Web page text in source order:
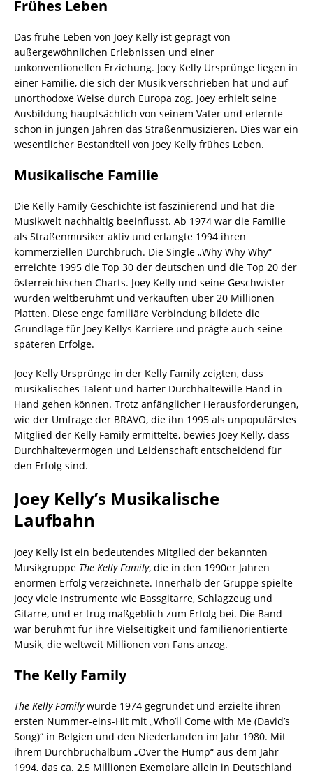
Frühes Leben
Das frühe Leben von Joey Kelly ist geprägt von
außergewöhnlichen Erlebnissen und einer
unkonventionellen Erziehung. Joey Kelly Ursprünge liegen in
einer Familie, die sich der Musik verschrieben hat und auf
unorthodoxe Weise durch Europa zog. Joey erhielt seine
Ausbildung hauptsächlich von seinem Vater und erlernte
schon in jungen Jahren das Straßenmusizieren. Dies war ein
wesentlicher Bestandteil von Joey Kelly frühes Leben.
Musikalische Familie
Die Kelly Family Geschichte ist faszinierend und hat die
Musikwelt nachhaltig beeinflusst. Ab 1974 war die Familie
als Straßenmusiker aktiv und erlangte 1994 ihren
kommerziellen Durchbruch. Die Single „Why Why Why“
erreichte 1995 die Top 30 der deutschen und die Top 20 der
österreichischen Charts. Joey Kelly und seine Geschwister
wurden weltberühmt und verkauften über 20 Millionen
Platten. Diese enge familiäre Verbindung bildete die
Grundlage für Joey Kellys Karriere und prägte auch seine
späteren Erfolge.
Joey Kelly Ursprünge in der Kelly Family zeigten, dass
musikalisches Talent und harter Durchhaltewille Hand in
Hand gehen können. Trotz anfänglicher Herausforderungen,
wie der Umfrage der BRAVO, die ihn 1995 als unpopulärstes
Mitglied der Kelly Family ermittelte, bewies Joey Kelly, dass
Durchhaltevermögen und Leidenschaft entscheidend für
den Erfolg sind.
Joey Kelly’s Musikalische
Laufbahn
Joey Kelly ist ein bedeutendes Mitglied der bekannten
Musikgruppe The Kelly Family, die in den 1990er Jahren
enormen Erfolg verzeichnete. Innerhalb der Gruppe spielte
Joey viele Instrumente wie Bassgitarre, Schlagzeug und
Gitarre, und er trug maßgeblich zum Erfolg bei. Die Band
war berühmt für ihre Vielseitigkeit und familienorientierte
Musik, die weltweit Millionen von Fans anzog.
The Kelly Family
The Kelly Familywurde 1974 gegründet und erzielte ihren
ersten Nummer-eins-Hit mit „Who’ll Come with Me (David’s
Song)“ in Belgien und den Niederlanden im Jahr 1980. Mit
ihrem Durchbruchalbum „Over the Hump“ aus dem Jahr
1994, das ca. 2,5 Millionen Exemplare allein in Deutschland